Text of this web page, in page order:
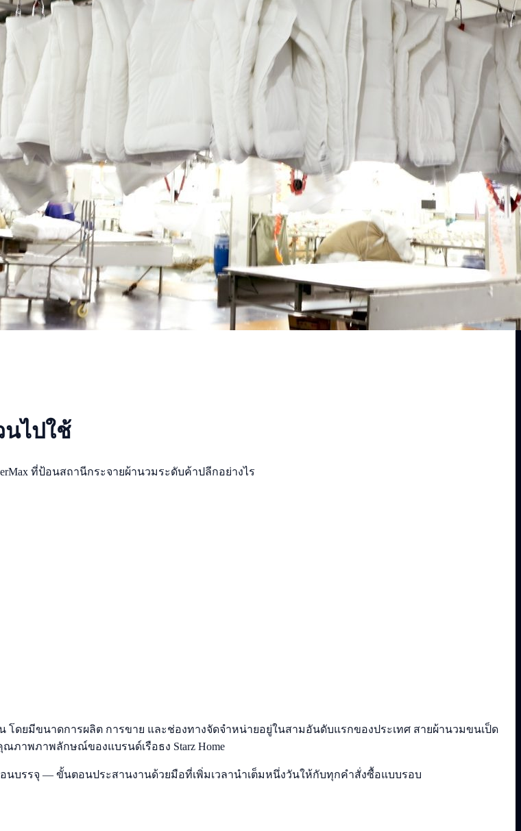
นไปใช้
ที่ป้อนสถานีกระจายผ้านวมระดับค้าปลีกอย่างไร
โดยมีขนาดการผลิต การขาย และช่องทางจัดจำหน่ายอยู่ในสามอันดับแรกของประเทศ สายผ้านวมขนเป็ด
าพภาพลักษณ์ของแบรนด์เรือธง Starz Home
บรรจุ — ขั้นตอนประสานงานด้วยมือที่เพิ่มเวลานำเต็มหนึ่งวันให้กับทุกคำสั่งซื้อแบบรอบ